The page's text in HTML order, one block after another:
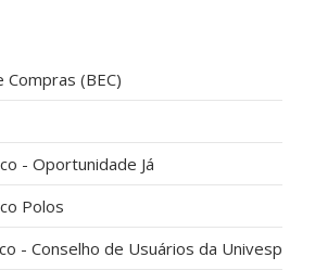
Compras (BEC)
- Oportunidade Já
Polos
- Conselho de Usuários da Univesp